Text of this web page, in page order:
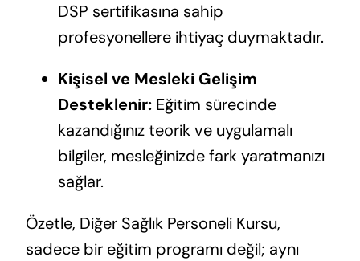
DSP sertifikasına sahip
profesyonellere ihtiyaç duymaktadır.
Kişisel ve Mesleki Gelişim
Desteklenir:Eğitim sürecinde
kazandığınız teorik ve uygulamalı
bilgiler, mesleğinizde fark yaratmanızı
sağlar.
Özetle, Diğer Sağlık Personeli Kursu,
sadece bir eğitim programı değil; aynı